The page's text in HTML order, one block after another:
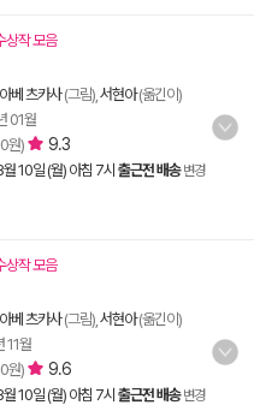
상작 모음
아베 츠카사(그림), 서현아(옮긴이)
01월
원) 9.3
월 10일 (월) 아침 7시 출근전 배송 변경
상작 모음
아베 츠카사(그림), 서현아(옮긴이)
11월
원) 9.6
월 10일 (월) 아침 7시 출근전 배송 변경